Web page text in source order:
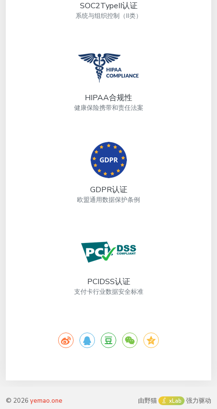
SOC2TypeII认证
系统与组织控制（Ⅱ类）
HIPAA合规性
健康保险携带和责任法案
GDPR认证
欧盟通用数据保护条例
PCIDSS认证
支付卡行业数据安全标准
由野猫 xLab 强力驱动
© 2026 yemao.one